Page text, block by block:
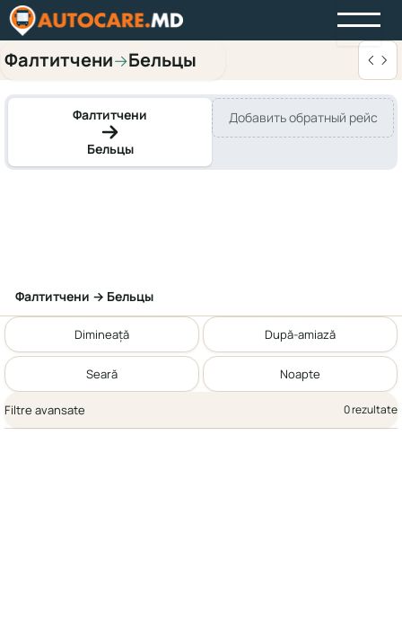
Фалтитчени→Бельцы
Фалтитчени
Бельцы
Добавить обратный рейс
Фалтитчени → Бельцы
Dimineață După-amiază
Seară Noapte
Filtre avansate 0 rezultate